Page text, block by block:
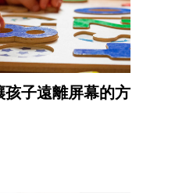
孩子遠離屏幕的方